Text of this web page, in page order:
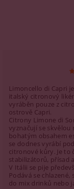
Limoncello di Capri
italský citronový
vyráběn pouze z
ostrově Capri.
Citrony Limone di
vyznačují se
bohatým obsahem
se dodnes vyrábí
citronové kůry. Je
stabilizátorů, přísad
V Itálii se pije
Podává se
do mix drinků nebo